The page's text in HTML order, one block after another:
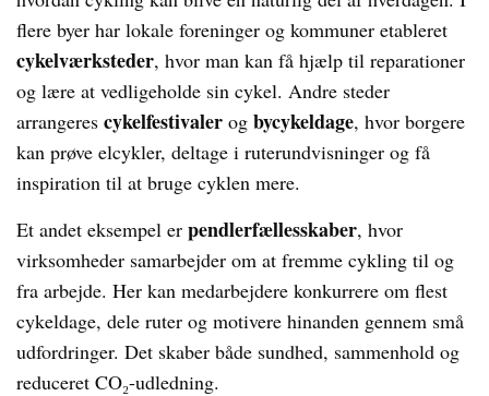
flere byer har lokale foreninger og kommuner etableret
cykelværksteder, hvor man kan få hjælp til reparationer
og lære at vedligeholde sin cykel. Andre steder
arrangeres cykelfestivaler og bycykeldage, hvor borgere
kan prøve elcykler, deltage i ruterundvisninger og få
inspiration til at bruge cyklen mere.
Et andet eksempel er pendlerfællesskaber, hvor
virksomheder samarbejder om at fremme cykling til og
fra arbejde. Her kan medarbejdere konkurrere om flest
cykeldage, dele ruter og motivere hinanden gennem små
udfordringer. Det skaber både sundhed, sammenhold og
reduceret CO₂-udledning.